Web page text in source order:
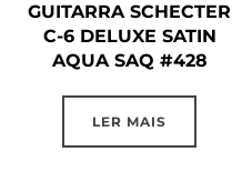
GUITARRA SCHECTER
C-6 DELUXE SATIN
AQUA SAQ #428
LER MAIS